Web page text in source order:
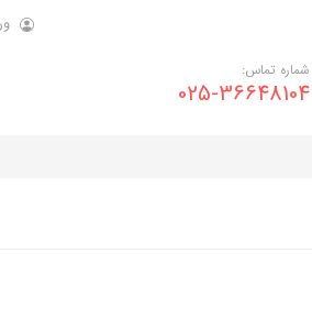
شماره تماس:
025-36648104